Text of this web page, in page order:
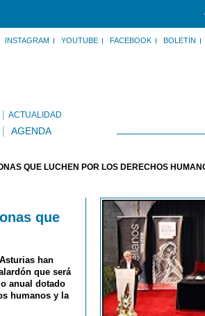
INSTAGRAM YOUTUBE FACEBOOK BOLETÍN
ACTUALIDAD
AGENDA
QUE LUCHEN POR LOS DERECHOS
que
han
que será
anual dotado
humanos y la